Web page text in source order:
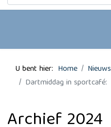
U bent hier: Home Nieuws
Dartmiddag in sportcafé:
Archief 2024